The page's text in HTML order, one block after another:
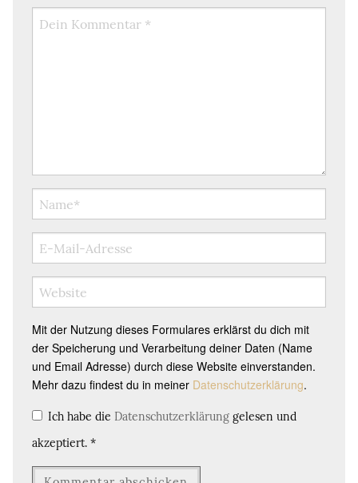
Mit der Nutzung dieses Formulares erklärst du dich mit
der Speicherung und Verarbeitung deiner Daten (Name
und Email Adresse) durch diese Website einverstanden.
Mehr dazu findest du in meiner Datenschutzerklärung.
Ich habe die Datenschutzerklärung gelesen und
akzeptiert. *